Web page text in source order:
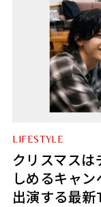
LIFESTYLE
クリスマス
しめるキャ
出演する最新